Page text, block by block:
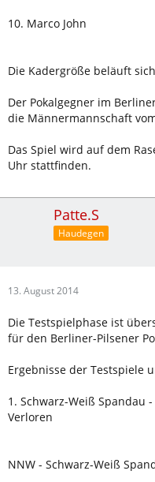
10. Marco John
Die Kadergröße beläuft
Der Pokalgegner im
die Männermannschaft
Das Spiel wird auf dem
Uhr stattfinden.
Patte.S
Haudegen
13. August 2014
Die Testspielphase ist
für den Berliner-Pilsener
Ergebnisse der Testspiele
1. Schwarz-Weiß Spandau
Verloren
NNW - Schwarz-Weiß